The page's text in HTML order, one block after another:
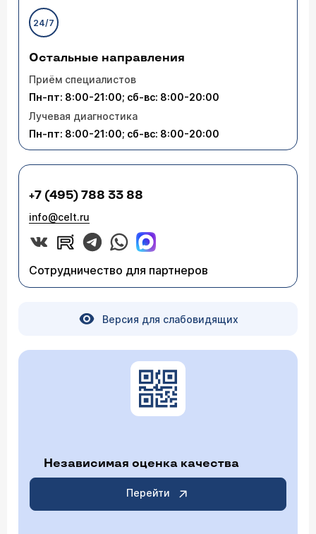
24/7
Остальные направления
Приём специалистов
Пн-пт: 8:00-21:00; сб-вс: 8:00-20:00
Лучевая диагностика
Пн-пт: 8:00-21:00; сб-вс: 8:00-20:00
+7 (495) 788 33 88
info@celt.ru
Сотрудничество для партнеров
Версия для слабовидящих
Независимая оценка качества
Перейти